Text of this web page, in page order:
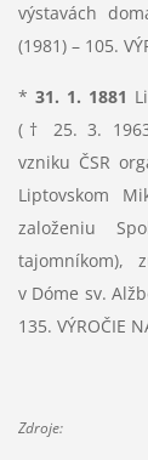
výstavách
(1981) – 105.
* 31. 1. 1881
(† 25. 3.
vzniku ČSR
Liptovskom
založeniu
tajomníkom),
v Dóme sv.
135. VÝROČIE
Zdroje: